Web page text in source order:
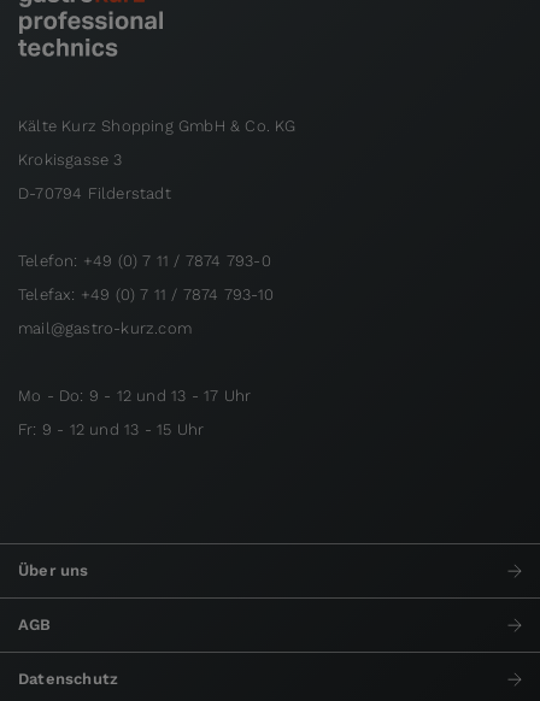
Kälte Kurz Shopping GmbH & Co. KG
Krokisgasse 3
D-70794 Filderstadt
Telefon: +49 (0) 7 11 / 7874 793-0
Telefax: +49 (0) 7 11 / 7874 793-10
mail@gastro-kurz.com
Mo - Do: 9 - 12 und 13 - 17 Uhr
Fr: 9 - 12 und 13 - 15 Uhr
Über uns
AGB
Datenschutz